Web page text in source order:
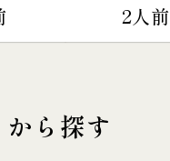
2人前
ら探す